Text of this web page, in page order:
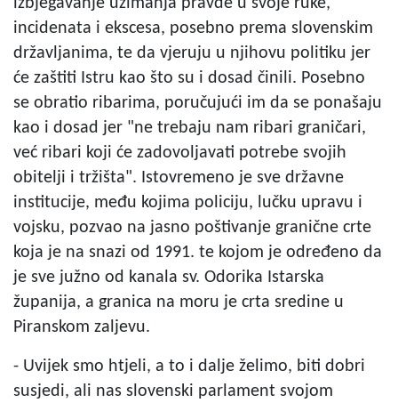
izbjegavanje uzimanja pravde u svoje ruke,
incidenata i ekscesa, posebno prema slovenskim
državljanima, te da vjeruju u njihovu politiku jer
će zaštiti Istru kao što su i dosad činili. Posebno
se obratio ribarima, poručujući im da se ponašaju
kao i dosad jer "ne trebaju nam ribari graničari,
već ribari koji će zadovoljavati potrebe svojih
obitelji i tržišta". Istovremeno je sve državne
institucije, među kojima policiju, lučku upravu i
vojsku, pozvao na jasno poštivanje granične crte
koja je na snazi od 1991. te kojom je određeno da
je sve južno od kanala sv. Odorika Istarska
županija, a granica na moru je crta sredine u
Piranskom zaljevu.
- Uvijek smo htjeli, a to i dalje želimo, biti dobri
susjedi, ali nas slovenski parlament svojom